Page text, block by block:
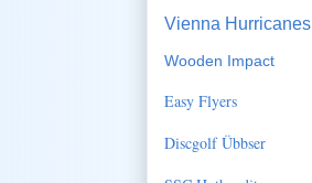
Vienna Hurricanes
Wooden Impact
Easy Flyers
Discgolf Übbser